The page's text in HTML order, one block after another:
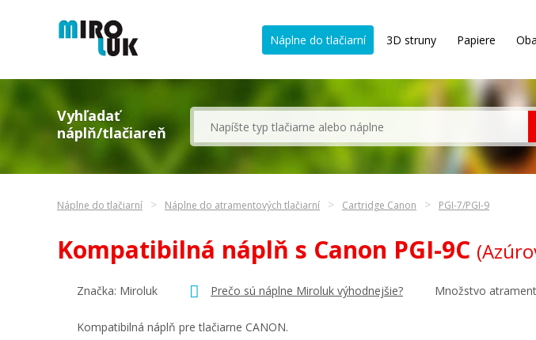
Náplne do tlačiarní 3D struny Papiere
Vyhľadať
náplň/tlačiareň
Náplne do tlačiarní Náplne do atramentových tlačiarní Cartridge Canon PGI-7/PGI-9
Kompatibilná náplň s Canon PGI-9C
Značka: Miroluk Prečo sú náplne Miroluk výhodnejšie? Množstvo
Kompatibilná náplň pre tlačiarne CANON.